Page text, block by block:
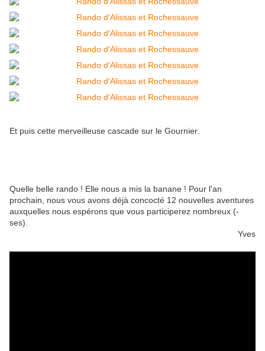
Et puis cette merveilleuse cascade sur le Gournier.
Quelle belle rando ! Elle nous a mis la banane ! Pour l'an
prochain, nous vous avons déjà concocté 12 nouvelles aventures
auxquelles nous espérons que vous participerez nombreux (-
ses).
Yves